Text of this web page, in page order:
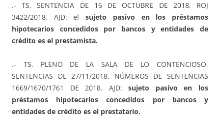
.- TS, SENTENCIA DE 16 DE OCTUBRE DE 2018, ROJ
3422/2018. AJD: elsujeto pasivo en los préstamos
hipotecarios concedidos por bancos y entidades de
crédito es el prestamista.
.- TS, PLENO DE LA SALA DE LO CONTENCIOSO,
SENTENCIAS DE 27/11/2018, NÚMEROS DE SENTENCIAS
1669/1670/1761 DE 2018. AJD:sujeto pasivo en los
préstamos hipotecarios concedidos por bancos y
entidades de crédito es el prestatario.